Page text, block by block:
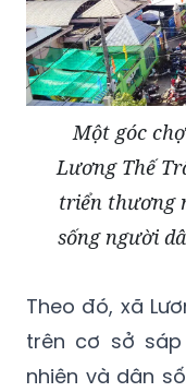
Một góc
Lương Thế
triển thương
sống người
Theo đó, xã
trên cơ sở
nhiên và dân